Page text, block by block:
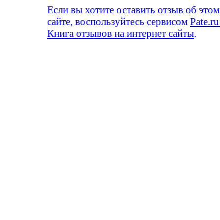
Если вы хотите оставить отзыв об этом
сайте, воспользуйтесь сервисом
Книга отзывов на интернет сайты